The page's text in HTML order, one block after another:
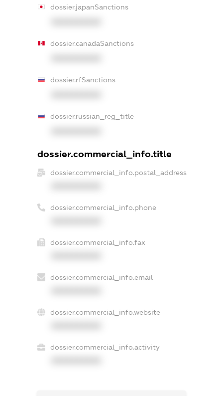
dossier.japanSanctions
dossier.canadaSanctions
dossier.rfSanctions
dossier.russian_reg_title
dossier.commercial_info.title
dossier.commercial_info.postal_address
dossier.commercial_info.phone
dossier.commercial_info.fax
dossier.commercial_info.email
dossier.commercial_info.website
dossier.commercial_info.activity